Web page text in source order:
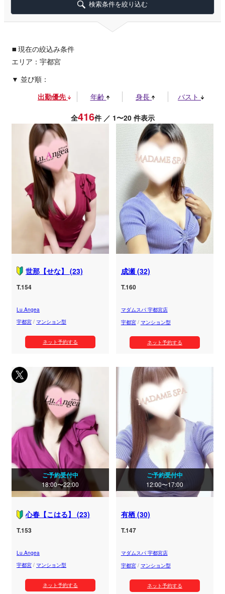
検索条件を絞り込む
▪ 現在の絞込み条件
エリア：宇都宮
並び順：
出勤優先
年齢 身長 バスト
全416件 ／ 1〜20 件表示
世那【せな】 (23)
T.154
Lu.Angea
宇都宮 / マンション型
ネット予約する
成瀬 (32)
T.160
マダムスパ 宇都宮店
宇都宮/ マンション型
ネット予約する
ご予約受付中
18:00〜22:00
心春【こはる】 (23)
T.153
Lu.Angea
宇都宮 / マンション型
ネット予約する
ご予約受付中
12:00〜17:00
有栖 (30)
T.147
マダムスパ 宇都宮店
宇都宮/ マンション型
ネット予約する